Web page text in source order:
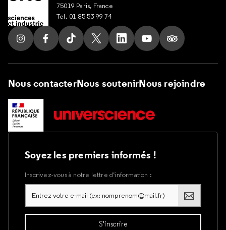
75019 Paris, France
Tel. 01 85 53 99 74
Suivez nous sur Instagram
Suivez nous sur Facebook
Suivez nous sur Tik Tok
Suivez nous sur X
Suivez nous sur LinkedIn
Suivez nous sur
Suivez nous
Nous contacterNous soutenirNous rejoindre
Soyez les premiers informés !
Inscrivez-vous à notre lettre d’information :